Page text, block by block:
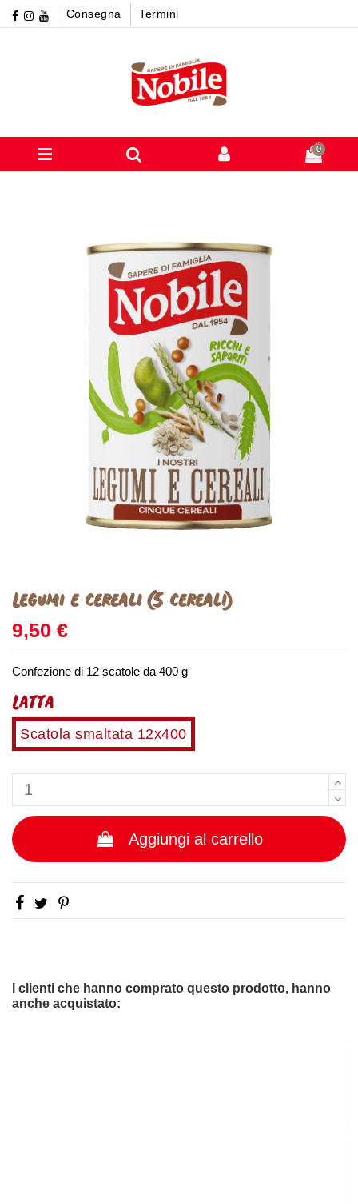
Consegna Termini
0
Legumi e cereali (5 cereali)
9,50 €
Confezione di 12 scatole da 400 g
Latta
Scatola smaltata 12x400
Aggiungi al carrello
I clienti che hanno comprato questo prodotto, hanno
anche acquistato: